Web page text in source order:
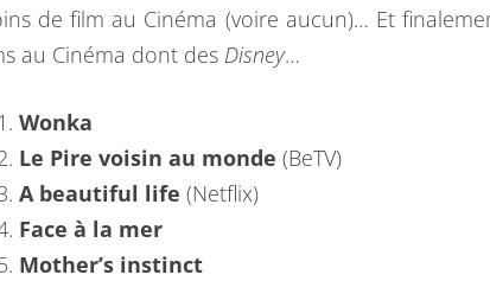
de film au Cinéma (voire aucun)… Et
au Cinéma dont des Disney…
Wonka
Le Pire voisin au monde (BeTV)
A beautiful life (Netflix)
Face à la mer
Mother’s instinct